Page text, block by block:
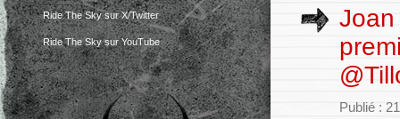
Ride The Sky sur X/Twitter
Ride The Sky sur YouTube
Publié :